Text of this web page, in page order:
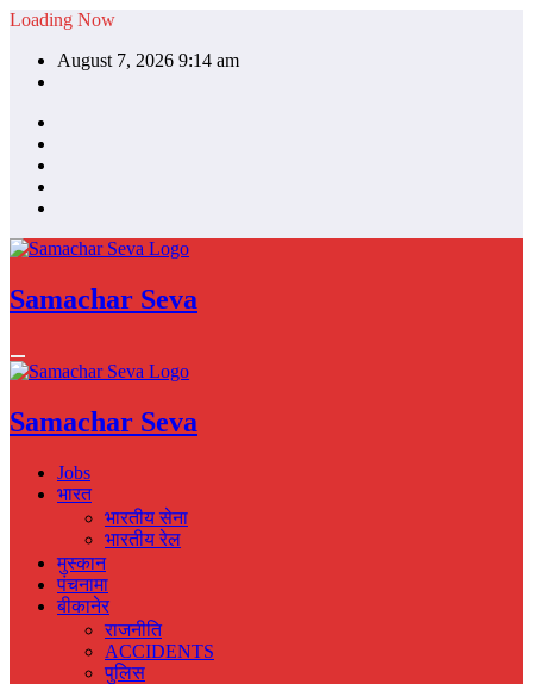
Skip
content
Loading Now
August 7, 2026 9:14 am
Samachar Seva
Samachar Seva
Jobs
भारत
भारतीय सेना
भारतीय रेल
मुस्‍कान
पंचनामा
बीकानेर
राजनीति
ACCIDENTS
पुलिस